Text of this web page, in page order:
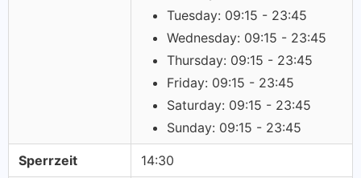
Tuesday: 09:15 - 23:45
Wednesday: 09:15 - 23:45
Thursday: 09:15 - 23:45
Friday: 09:15 - 23:45
Saturday: 09:15 - 23:45
Sunday: 09:15 - 23:45
Sperrzeit 14:30